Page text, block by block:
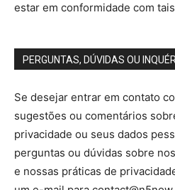
estar em conformidade com
PERGUNTAS, DÚVIDAS OU
Se desejar entrar em contato
sugestões ou comentários
privacidade ou seus dados
perguntas ou dúvidas sobre
e nossas práticas de